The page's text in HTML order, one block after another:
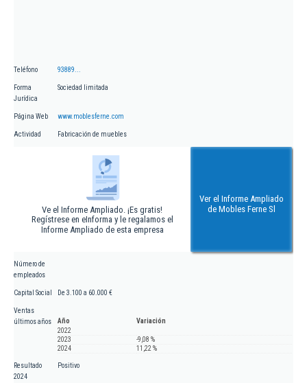
Teléfono 93889...
Forma
Jurídica
Sociedad limitada
Página Web www.moblesferne.com
Actividad Fabricación de muebles
Ve el Informe Ampliado. ¡Es gratis!
Regístrese en eInforma y le regalamos el
Informe Ampliado de esta empresa
Ver el Informe Ampliado
de Mobles Ferne Sl
Número de
empleados
Capital Social De 3.100 a 60.000 €
Ventas
últimos años
Año
Variación
2022
2023
-9,08 %
2024
11,22 %
Resultado
2024
Positivo